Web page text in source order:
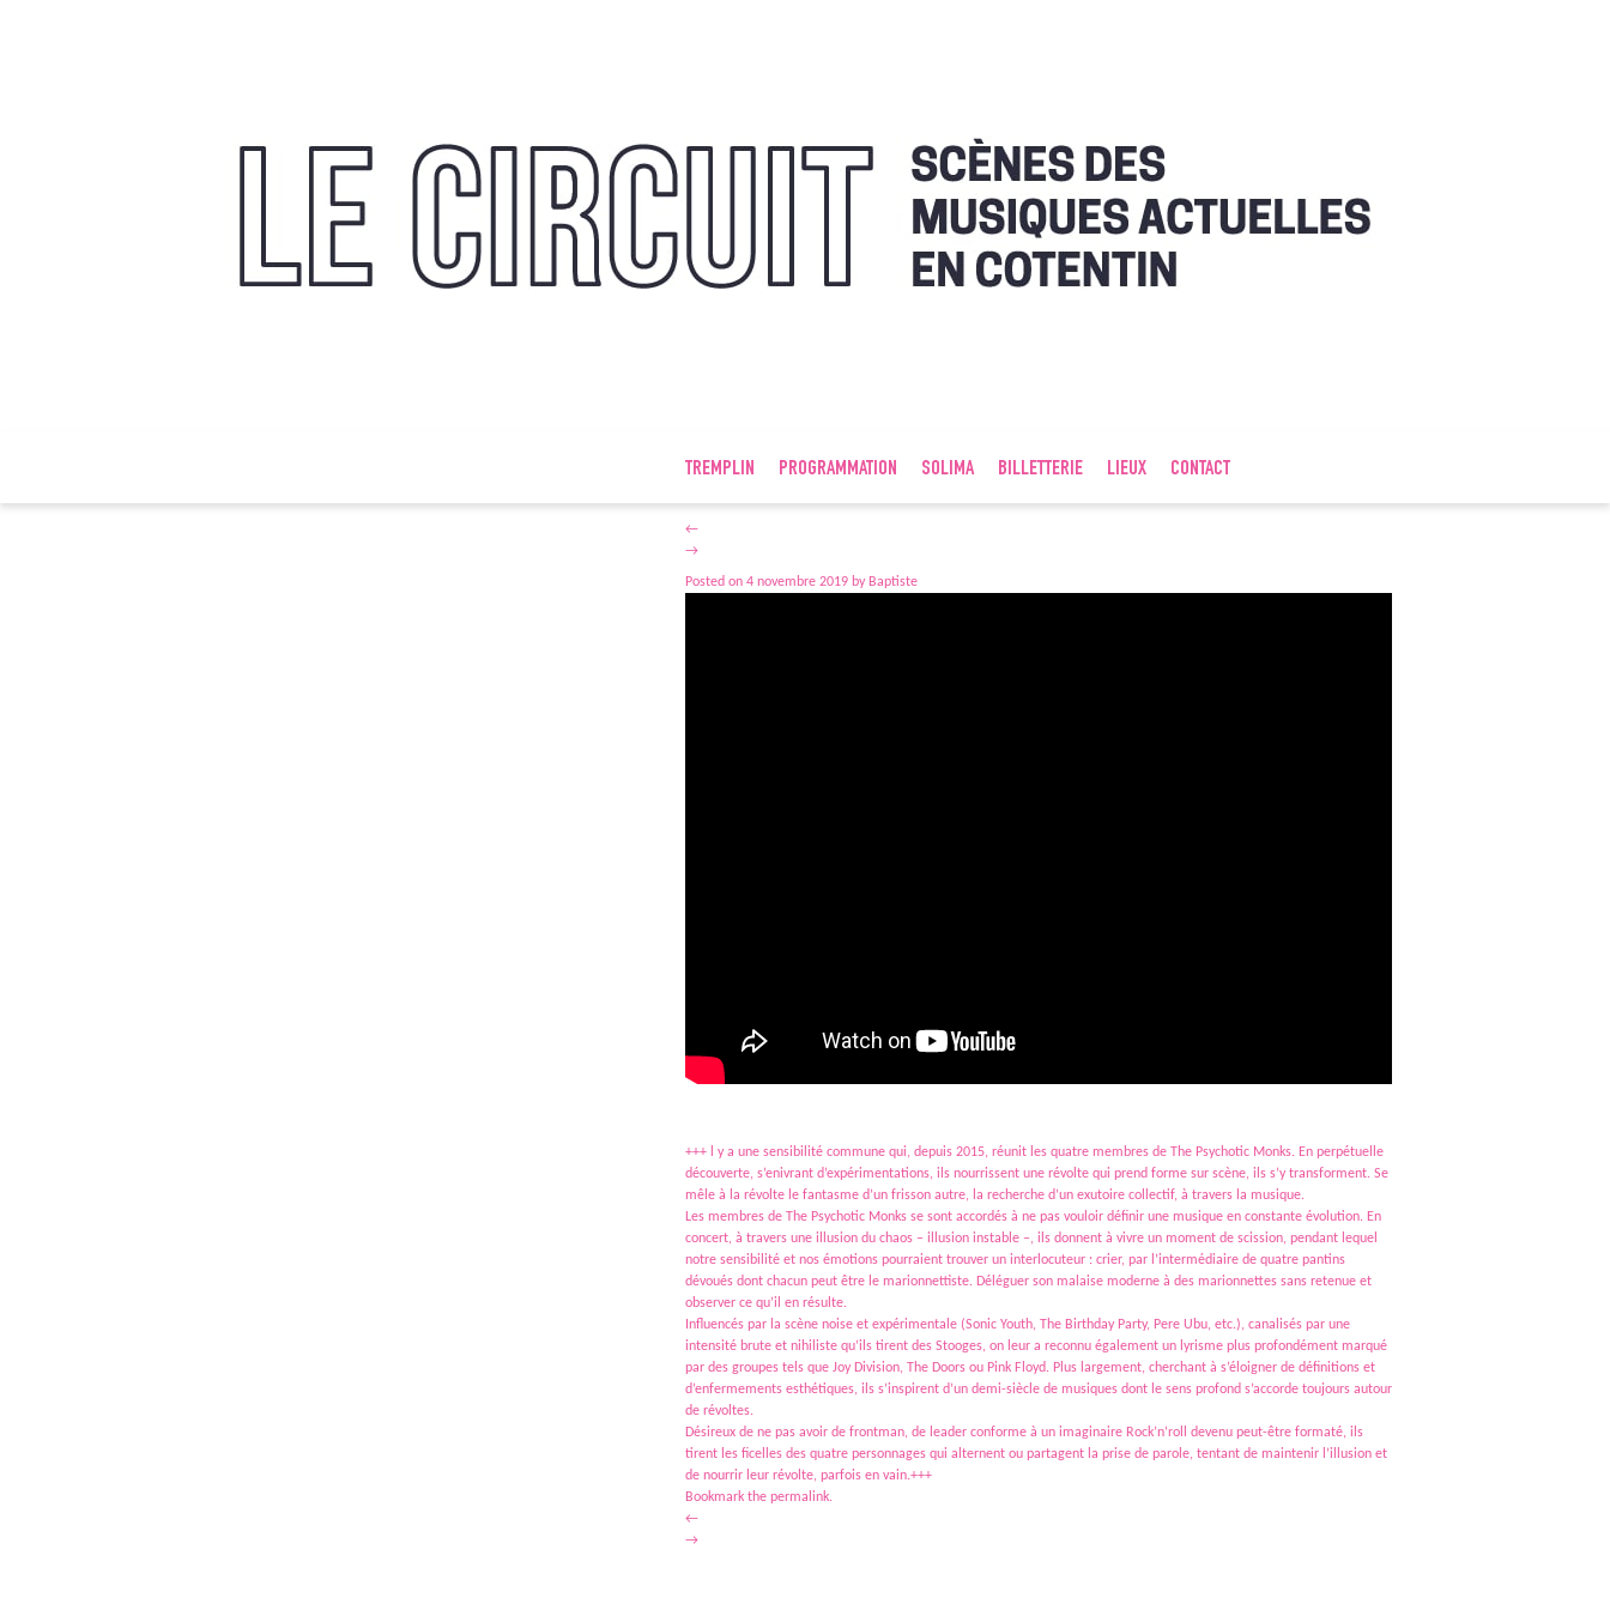
TREMPLIN PROGRAMMATION SOLIMA BILLETTERIE LIEUX CONTACT
←
→
Posted on 4 novembre 2019 by Baptiste
+++ l y a une sensibilité commune qui, depuis 2015, réunit les quatre membres de The Psychotic Monks. En perpétuelle
découverte, s’enivrant d’expérimentations, ils nourrissent une révolte qui prend forme sur scène, ils s’y transforment. Se
mêle à la révolte le fantasme d’un frisson autre, la recherche d’un exutoire collectif, à travers la musique.
Les membres de The Psychotic Monks se sont accordés à ne pas vouloir définir une musique en constante évolution. En
concert, à travers une illusion du chaos – illusion instable –, ils donnent à vivre un moment de scission, pendant lequel
notre sensibilité et nos émotions pourraient trouver un interlocuteur : crier, par l’intermédiaire de quatre pantins
dévoués dont chacun peut être le marionnettiste. Déléguer son malaise moderne à des marionnettes sans retenue et
observer ce qu’il en résulte.
Influencés par la scène noise et expérimentale (Sonic Youth, The Birthday Party, Pere Ubu, etc.), canalisés par une
intensité brute et nihiliste qu’ils tirent des Stooges, on leur a reconnu également un lyrisme plus profondément marqué
par des groupes tels que Joy Division, The Doors ou Pink Floyd. Plus largement, cherchant à s’éloigner de définitions et
d’enfermements esthétiques, ils s’inspirent d’un demi-siècle de musiques dont le sens profond s’accorde toujours autour
de révoltes.
Désireux de ne pas avoir de frontman, de leader conforme à un imaginaire Rock’n’roll devenu peut-être formaté, ils
tirent les ficelles des quatre personnages qui alternent ou partagent la prise de parole, tentant de maintenir l’illusion et
de nourrir leur révolte, parfois en vain.+++
Bookmark the permalink.
←
→